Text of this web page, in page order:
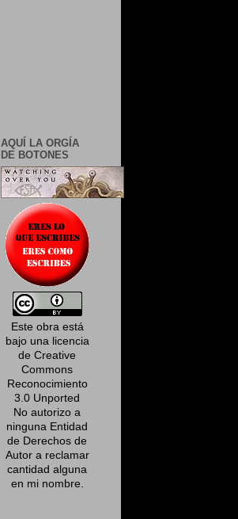
AQUÍ LA ORGÍA
DE BOTONES
Este obra está
bajo una licencia
de Creative
Commons
Reconocimiento
3.0 Unported
No autorizo a
ninguna Entidad
de Derechos de
Autor a reclamar
cantidad alguna
en mi nombre